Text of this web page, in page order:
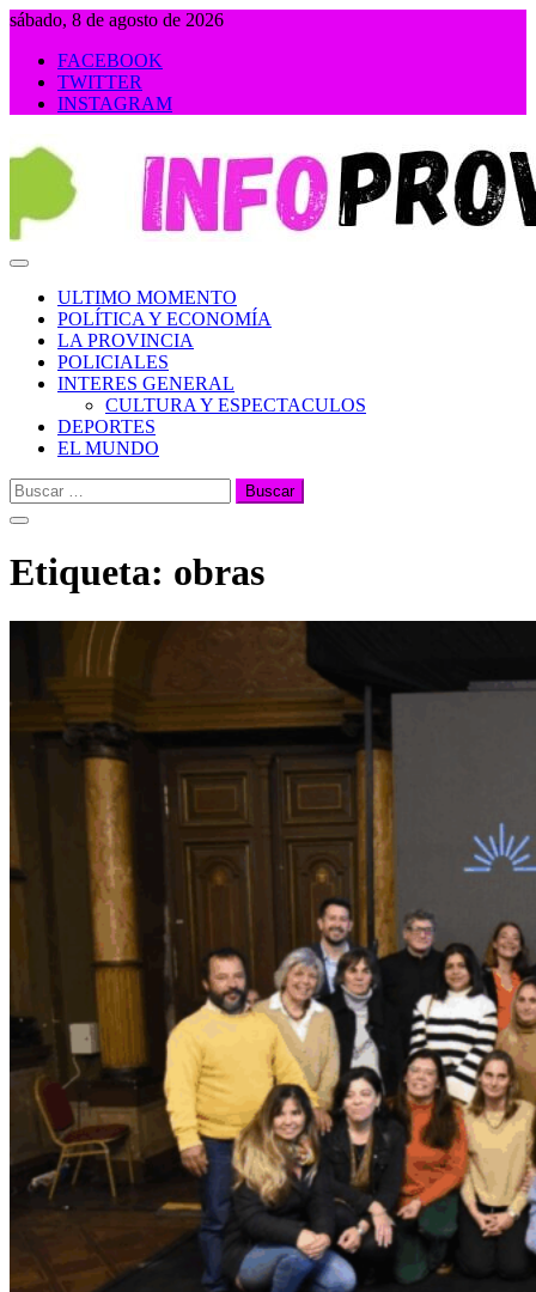
Saltar
contenido
sábado, 8 de agosto de 2026
FACEBOOK
TWITTER
INSTAGRAM
ULTIMO MOMENTO
POLÍTICA Y ECONOMÍA
LA PROVINCIA
POLICIALES
INTERES GENERAL
CULTURA Y ESPECTACULOS
DEPORTES
EL MUNDO
Buscar:
Etiqueta: obras